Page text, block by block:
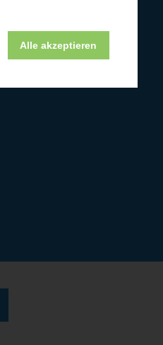
Alle akzeptieren
gerne bei uns.